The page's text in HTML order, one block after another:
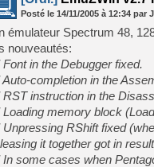
Posté le 14/11/2005 à 12:34 par
émulateur Spectrum 48,
nouveautés:
Font in the Debugger fixed.
Auto-completion in the
RST instruction in the
Loading memory block
Unpressing RShift fixed
it together got in
In some cases when